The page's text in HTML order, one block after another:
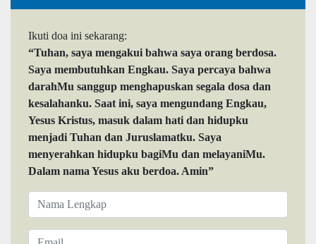
Ikuti doa ini sekarang:
“Tuhan, saya mengakui bahwa saya orang berdosa.
Saya membutuhkan Engkau. Saya percaya bahwa
darahMu sanggup menghapuskan segala dosa dan
kesalahanku. Saat ini, saya mengundang Engkau,
Yesus Kristus, masuk dalam hati dan hidupku
menjadi Tuhan dan Juruslamatku. Saya
menyerahkan hidupku bagiMu dan melayaniMu.
Dalam nama Yesus aku berdoa. Amin”